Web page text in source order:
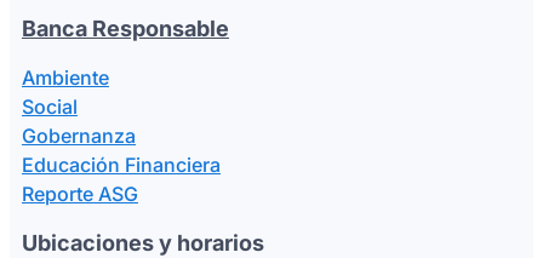
Banca Responsable
Ambiente
Social
Gobernanza
Educación Financiera
Reporte ASG
Ubicaciones y horarios